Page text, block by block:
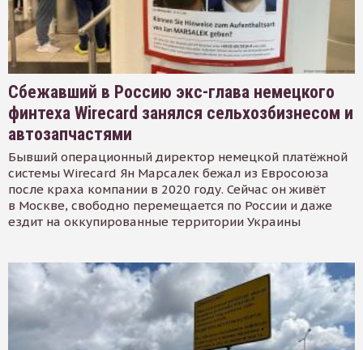
Сбежавший в Россию экс-глава немецкого
финтеха Wirecard занялся сельхозбизнесом и
автозапчастями
Бывший операционный директор немецкой платёжной
системы Wirecard Ян Марсалек бежал из Евросоюза
после краха компании в 2020 году. Сейчас он живёт
в Москве, свободно перемещается по России и даже
ездит на оккупированные территории Украины